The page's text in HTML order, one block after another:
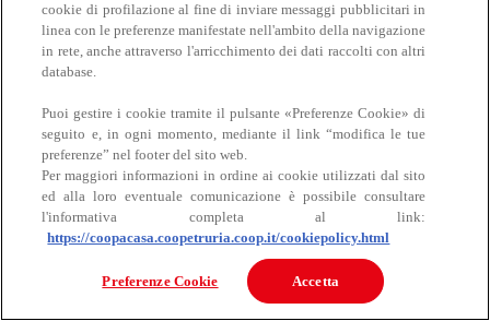
Carne
Carne
Bovino
cookie di profilazione al fine di inviare messaggi pubblicitari in
linea con le preferenze manifestate nell'ambito della navigazione
in rete, anche attraverso l'arricchimento dei dati raccolti con altri
database.
Puoi gestire i cookie tramite il pulsante «Preferenze Cookie» di
seguito e, in ogni momento, mediante il link “modifica le tue
preferenze” nel footer del sito web.
Per maggiori informazioni in ordine ai cookie utilizzati dal sito
ed alla loro eventuale comunicazione è possibile consultare
l'informativa completa al link:
https://coopacasa.coopetruria.coop.it/cookiepolicy.html
Preferenze Cookie Accetta